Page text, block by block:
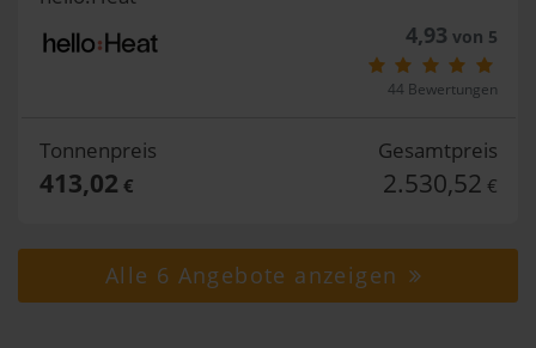
4,93 von 5
44 Bewertungen
Tonnenpreis
413,02 €
Gesamtpreis
2.530,52 €
Alle 6 Angebote anzeigen